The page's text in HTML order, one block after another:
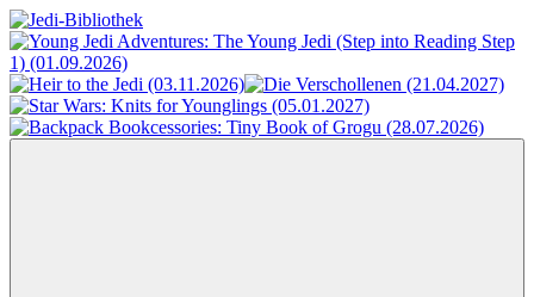
Zum
Inhalt
springen
Jedi-
Bibliothek
Das
Portal
für
Star
Wars-